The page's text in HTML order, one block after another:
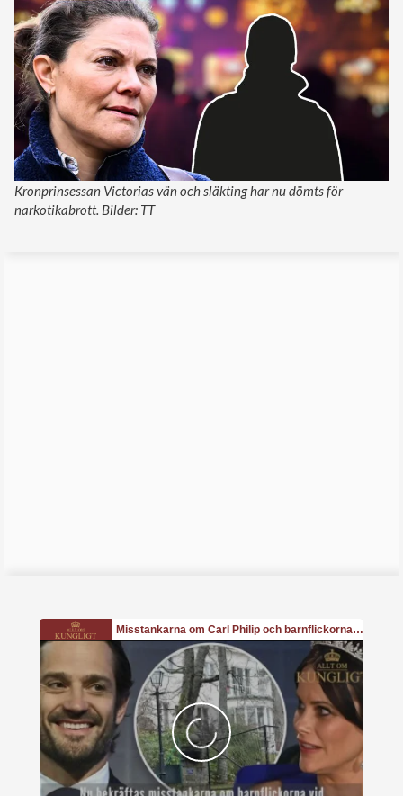
Kronprinsessan Victorias vän och släkting har nu dömts för
narkotikabrott. Bilder: TT